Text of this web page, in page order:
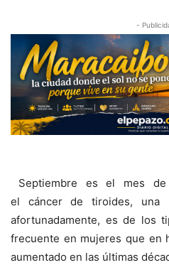
-
Septiembre es el mes
el cáncer de tiroides, una
afortunadamente, es de los
frecuente en mujeres que en
aumentado en las últimas